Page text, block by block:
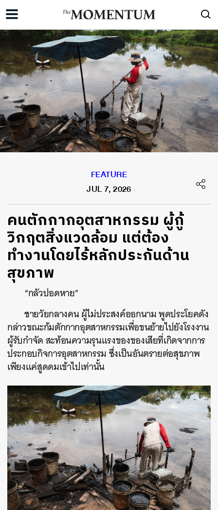
FEATURE
JUL 7, 2026
คนตักกากอุตสาหกรรม ผู้กู้
วิกฤตสิ่งแวดล้อม แต่ต้อง
ทำงานโดยไร้หลักประกันด้าน
สุขภาพ
“กลัวปอดหาย”
ชายวัยกลางคน ผู้ไม่ประสงค์ออกนาม พูดประโยคดัง
กล่าวขณะก้มตักกากอุตสาหกรรมเพื่อขนย้ายไปยังโรงงาน
ผู้รับกำจัด สะท้อนความรุนแรงของของเสียที่เกิดจากการ
ประกอบกิจการอุตสาหกรรม ซึ่งเป็นอันตรายต่อสุขภาพ
เพียงแค่สูดดมเข้าไปเท่านั้น